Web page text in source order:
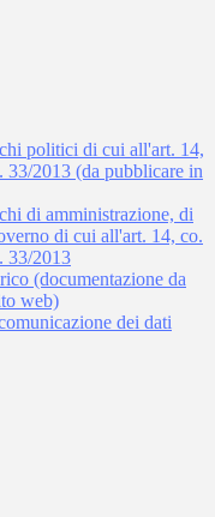
politici di cui all'art. 14,
33/2013 (da pubblicare in
di amministrazione, di
di cui all'art. 14, co.
33/2013
(documentazione da
web)
dei dati